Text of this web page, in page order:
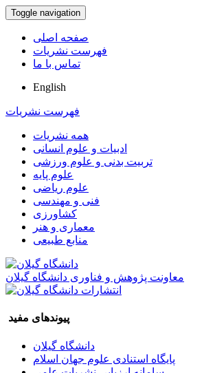
Toggle navigation
صفحه اصلی
فهرست نشریات
تماس با ما
English
فهرست نشریات
همه نشریات
ادبیات و علوم انسانی
تربیت بدنی و علوم ورزشی
علوم پایه
علوم ریاضی
فنی و مهندسی
کشاورزی
معماری و هنر
منابع طبیعی
معاونت پژوهش و فناوری دانشگاه گیلان
پیوندهای مفید
دانشگاه گیلان
پایگاه استنادی علوم جهان اسلام